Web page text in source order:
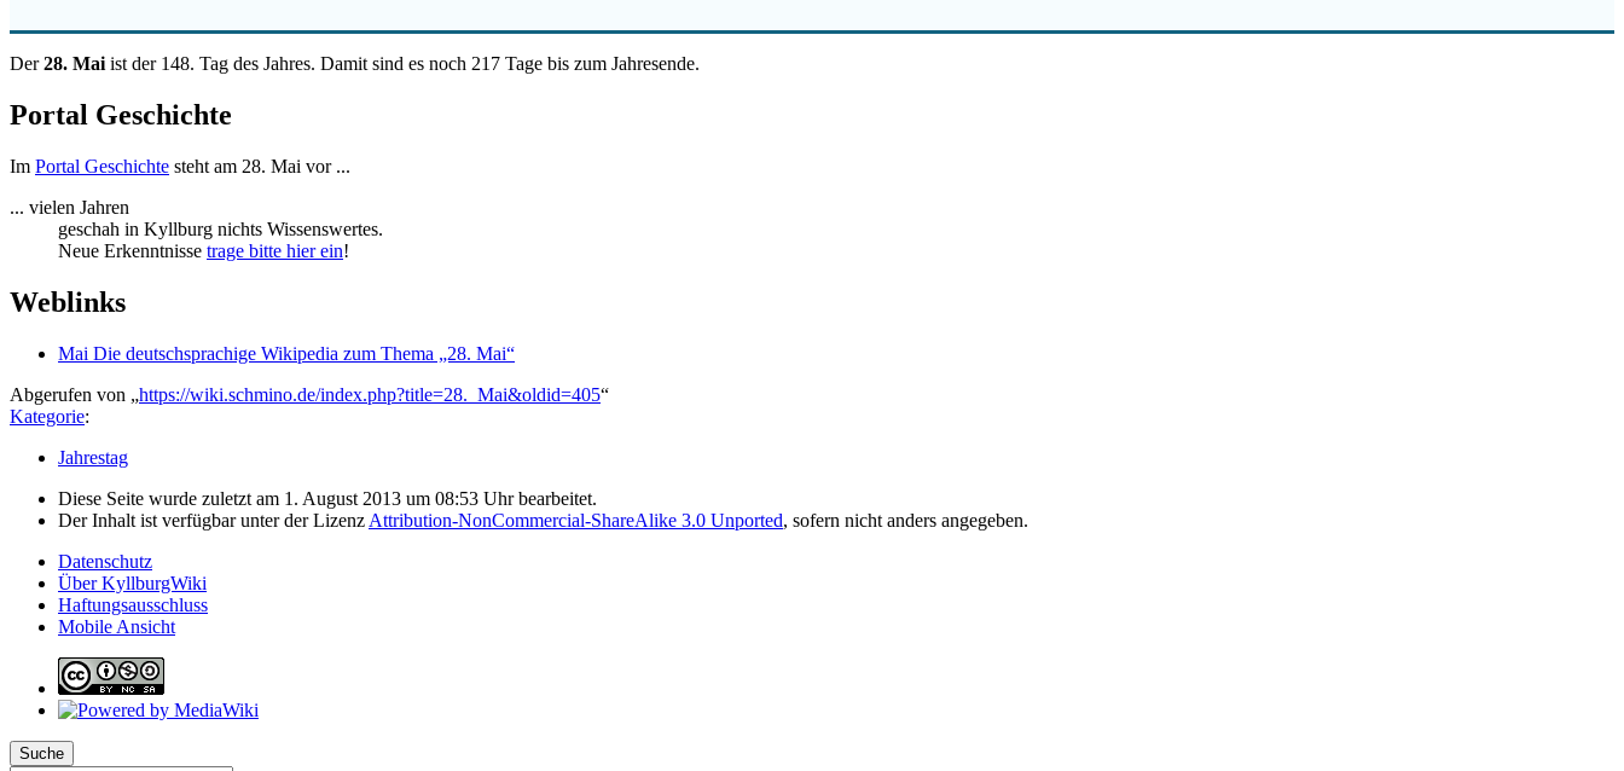
Der28. Mai ist der 148. Tag des Jahres. Damit sind es noch 217 Tage bis zum Jahresende.
Portal Geschichte
Im Portal Geschichte steht am 28. Mai vor ...
... vielen Jahren
geschah in Kyllburg nichts Wissenswertes.
Neue Erkenntnisse trage bitte hier ein!
Weblinks
Mai Die deutschsprachige Wikipedia zum Thema „28. Mai“
Abgerufen von „https://wiki.schmino.de/index.php?title=28._Mai&oldid=405“
Kategorie:
Jahrestag
Diese Seite wurde zuletzt am 1. August 2013 um 08:53 Uhr bearbeitet.
Der Inhalt ist verfügbar unter der Lizenz Attribution-NonCommercial-ShareAlike 3.0 Unported, sofern nicht anders angegeben.
Datenschutz
Über KyllburgWiki
Haftungsausschluss
Mobile Ansicht
Suche